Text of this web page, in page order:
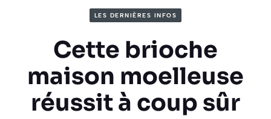
LES DERNIÈRES INFOS
Cette brioche
maison moelleuse
réussit à coup sûr